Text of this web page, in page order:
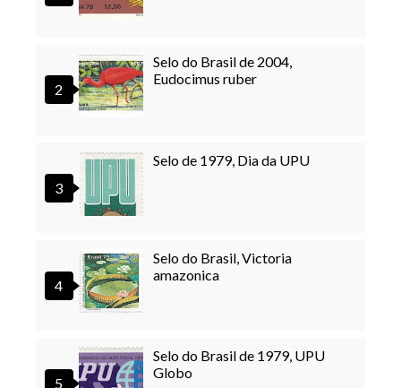
Selo do Brasil de 2004,
Eudocimus ruber
Selo de 1979, Dia da UPU
Selo do Brasil, Victoria
amazonica
Selo do Brasil de 1979, UPU
Globo